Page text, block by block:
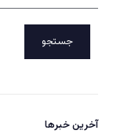
جستجو
آخرین خبرها